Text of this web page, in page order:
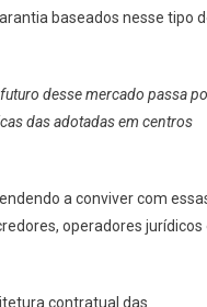
baseados nesse tipo
desse mercado passa
das adotadas em centros
a conviver com
operadores jurídicos
contratual das